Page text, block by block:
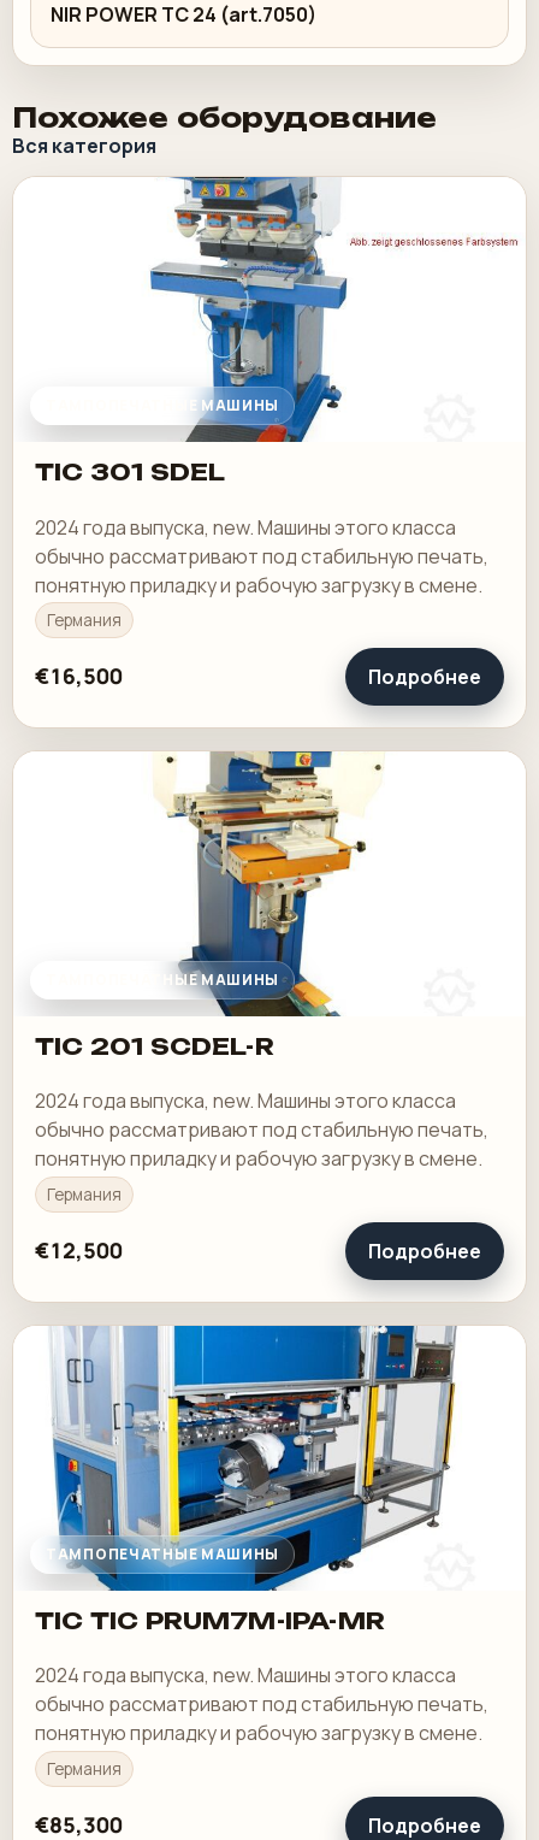
NIR POWER TC 24 (art.7050)
Похожее оборудование
Вся категория
ТАМПОПЕЧАТНЫЕ МАШИНЫ
TIC 301 SDEL
2024 года выпуска, new. Машины этого класса
обычно рассматривают под стабильную печать,
понятную приладку и рабочую загрузку в смене.
Германия
€16,500 Подробнее
ТАМПОПЕЧАТНЫЕ МАШИНЫ
TIC 201 SCDEL-R
2024 года выпуска, new. Машины этого класса
обычно рассматривают под стабильную печать,
понятную приладку и рабочую загрузку в смене.
Германия
€12,500 Подробнее
ТАМПОПЕЧАТНЫЕ МАШИНЫ
TIC TIC PRUM7M-IPA-MR
2024 года выпуска, new. Машины этого класса
обычно рассматривают под стабильную печать,
понятную приладку и рабочую загрузку в смене.
Германия
€85,300 Подробнее